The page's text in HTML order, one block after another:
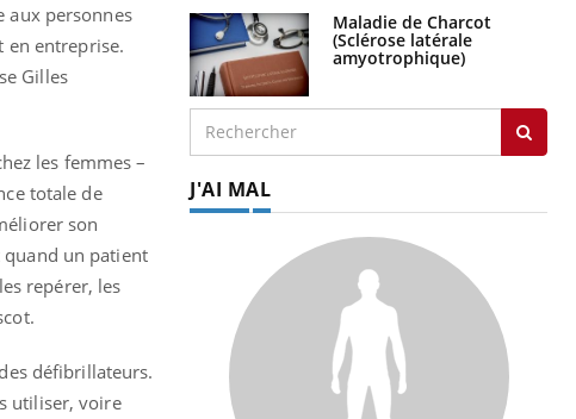
aux personnes
en entreprise.
Gilles
les femmes –
totale de
son
quand un patient
repérer, les
défibrillateurs.
utiliser, voire
Maladie de Charcot
(Sclérose latérale
amyotrophique)
J'AI MAL